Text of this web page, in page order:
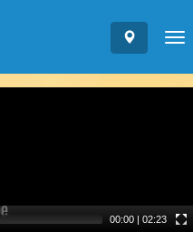
00:00 | 02:23